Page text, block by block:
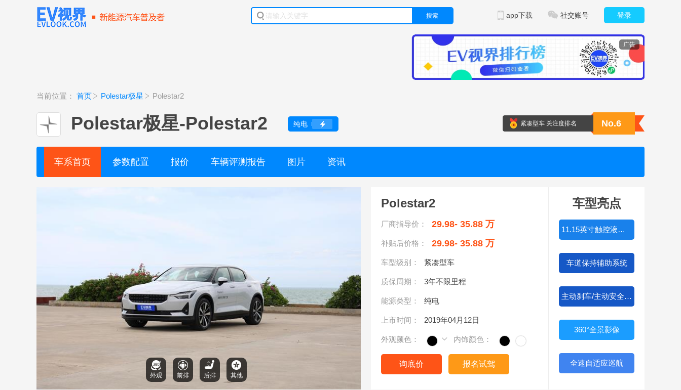
搜索 登录
社交账号
app下载
广告
当前位置： 首页 Polestar极星 Polestar2
Polestar极星-Polestar2 纯电 紧凑型车 关注度排名 No.6
车系首页 参数配置 报价 车辆评测报告 图片 资讯
外观 前排 后排 其他
Polestar2
厂商指导价： 29.98- 35.88 万
补贴后价格： 29.98- 35.88 万
车型级别： 紧凑型车
质保周期： 3年不限里程
能源类型： 纯电
上市时间： 2019年04月12日
外观颜色： 内饰颜色：
询底价 报名试驾
车型亮点
11.15英寸触控液晶屏
车道保持辅助系统
主动刹车/主动安全系统
360°全景影像
全速自适应巡航